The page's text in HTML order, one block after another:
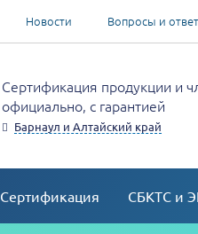
Новости Вопросы и
Сертификация продукции и
официально, с гарантией
Барнаул и Алтайский край
Сертификация СБКТС и